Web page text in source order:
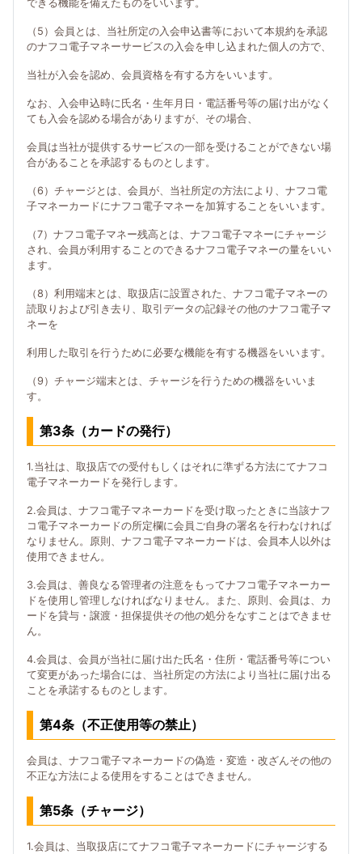
できる機能を備えたものをいいます。
（5）会員とは、当社所定の入会申込書等において本規約を承認
のナフコ電子マネーサービスの入会を申し込まれた個人の方で、
当社が入会を認め、会員資格を有する方をいいます。
なお、入会申込時に氏名・生年月日・電話番号等の届け出がなく
ても入会を認める場合がありますが、その場合、
会員は当社が提供するサービスの一部を受けることができない場
合があることを承認するものとします。
（6）チャージとは、会員が、当社所定の方法により、ナフコ電
子マネーカードにナフコ電子マネーを加算することをいいます。
（7）ナフコ電子マネー残高とは、ナフコ電子マネーにチャージ
され、会員が利用することのできるナフコ電子マネーの量をいい
ます。
（8）利用端末とは、取扱店に設置された、ナフコ電子マネーの
読取りおよび引き去り、取引データの記録その他のナフコ電子マ
ネーを
利用した取引を行うために必要な機能を有する機器をいいます。
（9）チャージ端末とは、チャージを行うための機器をいいま
す。
第3条（カードの発行）
1.当社は、取扱店での受付もしくはそれに準ずる方法にてナフコ
電子マネーカードを発行します。
2.会員は、ナフコ電子マネーカードを受け取ったときに当該ナフ
コ電子マネーカードの所定欄に会員ご自身の署名を行わなければ
なりません。原則、ナフコ電子マネーカードは、会員本人以外は
使用できません。
3.会員は、善良なる管理者の注意をもってナフコ電子マネーカー
ドを使用し管理しなければなりません。また、原則、会員は、カ
ードを貸与・譲渡・担保提供その他の処分をなすことはできませ
ん。
4.会員は、会員が当社に届け出た氏名・住所・電話番号等につい
て変更があった場合には、当社所定の方法により当社に届け出る
ことを承諾するものとします。
第4条（不正使用等の禁止）
会員は、ナフコ電子マネーカードの偽造・変造・改ざんその他の
不正な方法による使用をすることはできません。
第5条（チャージ）
1.会員は、当取扱店にてナフコ電子マネーカードにチャージする